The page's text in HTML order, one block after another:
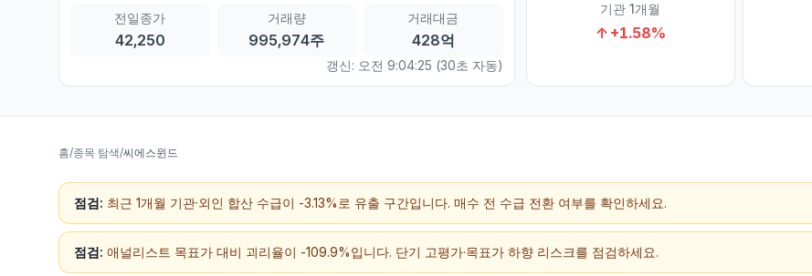
전일종가
42,250
거래량
995,974주
거래대금
428억
갱신: 오전 9:04:25 (30초 자동)
기관 1개월
↑ +1.58%
홈/종목 탐색/씨에스윈드
점검: 최근 1개월 기관·외인 합산 수급이 -3.13%로 유출 구간입니다. 매수 전 수급 전환 여부를 확인하세요.
점검: 애널리스트 목표가 대비 괴리율이 -109.9%입니다. 단기 고평가·목표가 하향 리스크를 점검하세요.